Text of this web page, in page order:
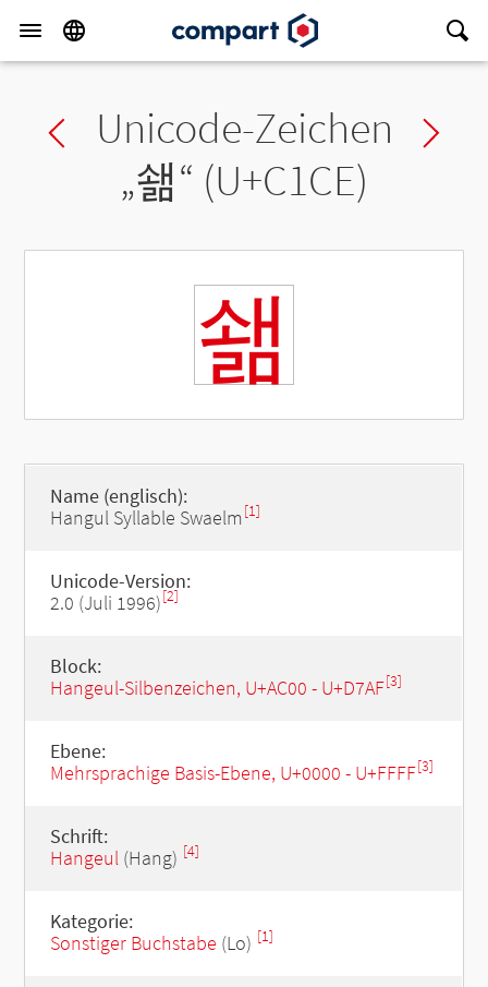
Previous char
Unicode-Zeichen
„쇎“ (U+C1CE)
쇎
Name (englisch):
Hangul Syllable Swaelm [1]
Unicode-Version:
2.0 (Juli 1996)[2]
Block:
Hangeul-Silbenzeichen, U+AC00 - U+D7AF[3]
Ebene:
Mehrsprachige Basis-Ebene, U+0000 - U+FFFF[3]
Schrift:
Hangeul(Hang) [4]
Kategorie:
Sonstiger Buchstabe (Lo) [1]